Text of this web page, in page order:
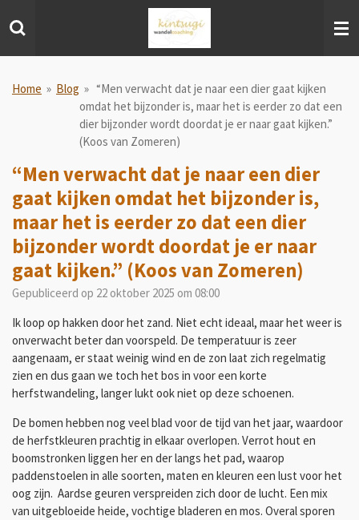
direct
hoofdinhoud
Home » Blog » “Men verwacht dat je naar een dier gaat kijken
omdat het bijzonder is, maar het is eerder zo dat een
dier bijzonder wordt doordat je er naar gaat kijken.”
(Koos van Zomeren)
“Men verwacht dat je naar een dier
gaat kijken omdat het bijzonder is,
maar het is eerder zo dat een dier
bijzonder wordt doordat je er naar
gaat kijken.” (Koos van Zomeren)
Gepubliceerd op 22 oktober 2025 om 08:00
Ik loop op hakken door het zand. Niet echt ideaal, maar het weer is
onverwacht beter dan voorspeld. De temperatuur is zeer
aangenaam, er staat weinig wind en de zon laat zich regelmatig
zien en dus gaan we toch het bos in voor een korte
herfstwandeling, langer lukt ook niet op deze schoenen.
De bomen hebben nog veel blad voor de tijd van het jaar, waardoor
de herfstkleuren prachtig in elkaar overlopen. Verrot hout en
boomstronken liggen her en der langs het pad, waarop
paddenstoelen in alle soorten, maten en kleuren een lust voor het
oog zijn. Aardse geuren verspreiden zich door de lucht. Een mix
van uitgebloeide heide, vochtige bladeren en mos. Overal sporen